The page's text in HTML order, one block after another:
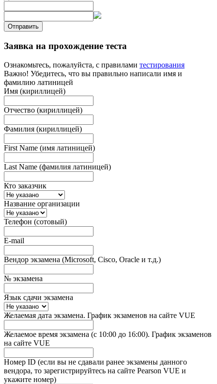
Отправить
Заявка на прохождение теста
Ознакомьтесь, пожалуйста, с правилами тестирования
Важно! Убедитесь, что вы правильно написали имя и
фамилию латиницей
Имя (кириллицей)
Отчество (кириллицей)
Фамилия (кириллицей)
First Name (имя латиницей)
Last Name (фамилия латиницей)
Кто заказчик
Название организации
Телефон (сотовый)
E-mail
Вендор экзамена (Microsoft, Cisco, Oracle и т.д.)
№ экзамена
Язык сдачи экзамена
Желаемая дата экзамена. График экзаменов на сайте VUE
Желаемое время экзамена (с 10:00 до 16:00). График экзаменов
на сайте VUE
Номер ID (если вы не сдавали ранее экзамены данного
вендора, то зарегистрируйтесь на сайте Pearson VUE и
укажите номер)